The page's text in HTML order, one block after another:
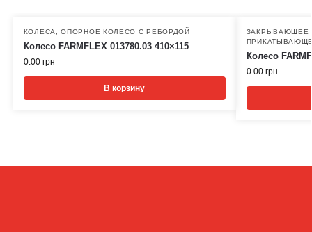
КОЛЕСА ,ОПОРНОЕ КОЛЕСО С РЕБОРДОЙ
Колесо FARMFLEX 013780.03 410×115
0.00 грн
В корзину
ЗАКРЫВАЮЩЕЕ
Колесо
0.00 грн